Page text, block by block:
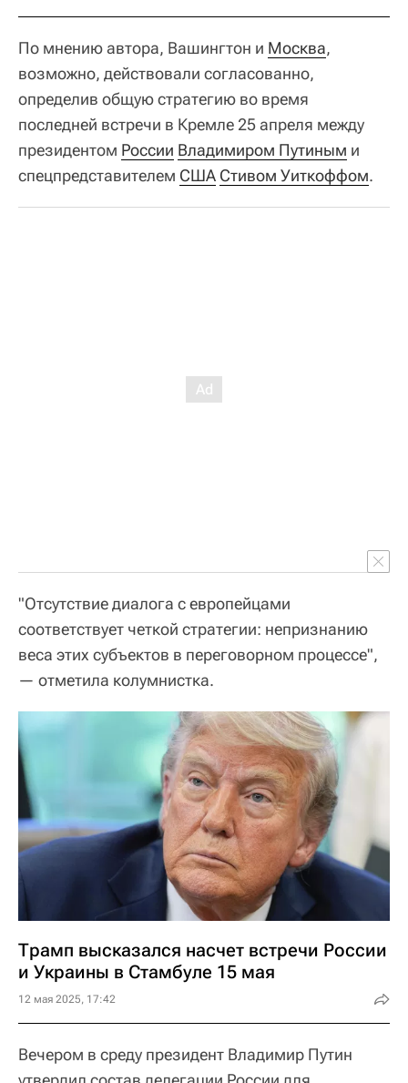
По мнению автора, Вашингтон и Москва,
возможно, действовали согласованно,
определив общую стратегию во время
последней встречи в Кремле 25 апреля между
президентом России Владимиром Путиным и
спецпредставителем США Стивом Уиткоффом.
"Отсутствие диалога с европейцами
соответствует четкой стратегии: непризнанию
веса этих субъектов в переговорном процессе",
— отметила колумнистка.
Трамп высказался насчет встречи России
и Украины в Стамбуле 15 мая
12 мая 2025, 17:42
Вечером в среду президент Владимир Путин